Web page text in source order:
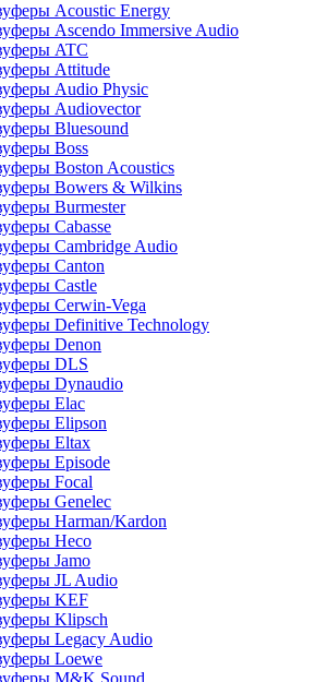
Acoustic Energy
Ascendo Immersive Audio
ATC
Attitude
Audio Physic
Audiovector
Bluesound
Boss
Boston Acoustics
Bowers & Wilkins
Burmester
Cabasse
Cambridge Audio
Canton
Castle
Cerwin-Vega
Definitive Technology
Denon
DLS
Dynaudio
Elac
Elipson
Eltax
Episode
Focal
Genelec
Harman/Kardon
Heco
Jamo
JL Audio
KEF
Klipsch
Legacy Audio
Loewe